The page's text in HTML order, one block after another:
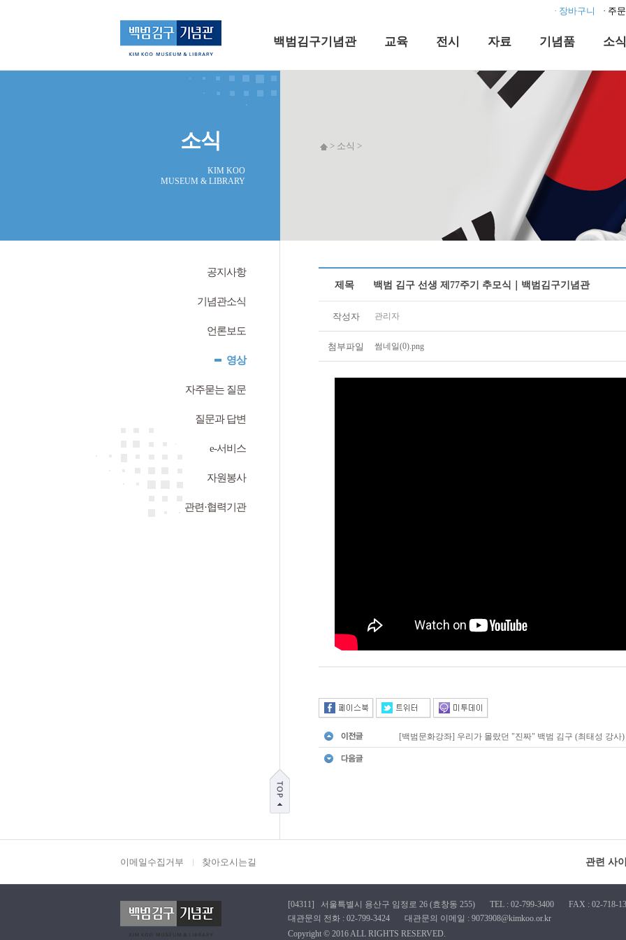
· 장바구니 · 주
백범김구기념관 교육 전시 자료 기념품 소식
소식
KIM KOO
MUSEUM & LIBRARY
> 소식 >
공지사항
기념관소식
언론보도
영상
자주묻는 질문
질문과 답변
e-서비스
자원봉사
관련·협력기관
제목 백범 김구 선생 제77주기 추모식｜백범김구기념관
작성자 관리자
첨부파일 썸네일(0).png
[백범문화강좌] 우리가 몰랐던 "진짜" 백범 김구 (최태성 강사)
이메일수집거부 찾아오시는길 관련 사
[04311] 서울특별시 용산구 임정로 26 (효창동 255) TEL : 02-799-3400 FAX : 02-718-
대관문의 전화 : 02-799-3424 대관문의 이메일 : 9073908@kimkoo.or.kr
Copyright © 2016 ALL RIGHTS RESERVED.